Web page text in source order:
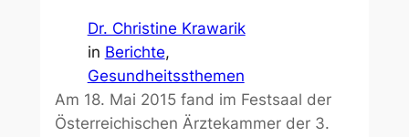
Dr. Christine Krawarik
in Berichte
Gesundheitssthemen
Am 18. Mai 2015 fand im Festsaal der
Österreichischen Ärztekammer der 3.